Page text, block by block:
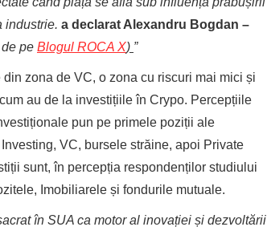
industrie. a declarat Alexandru Bogdan –
pe Blogul ROCA X) ”
zona de VC, o zona cu riscuri mai mici și
au de la investițiile în Crypo. Percepțiile
pun pe primele poziții ale
VC, bursele străine, apoi Private
sunt, în percepția respondenților studiului
Imobiliarele și fondurile mutuale.
în SUA ca motor al inovației și dezvoltării